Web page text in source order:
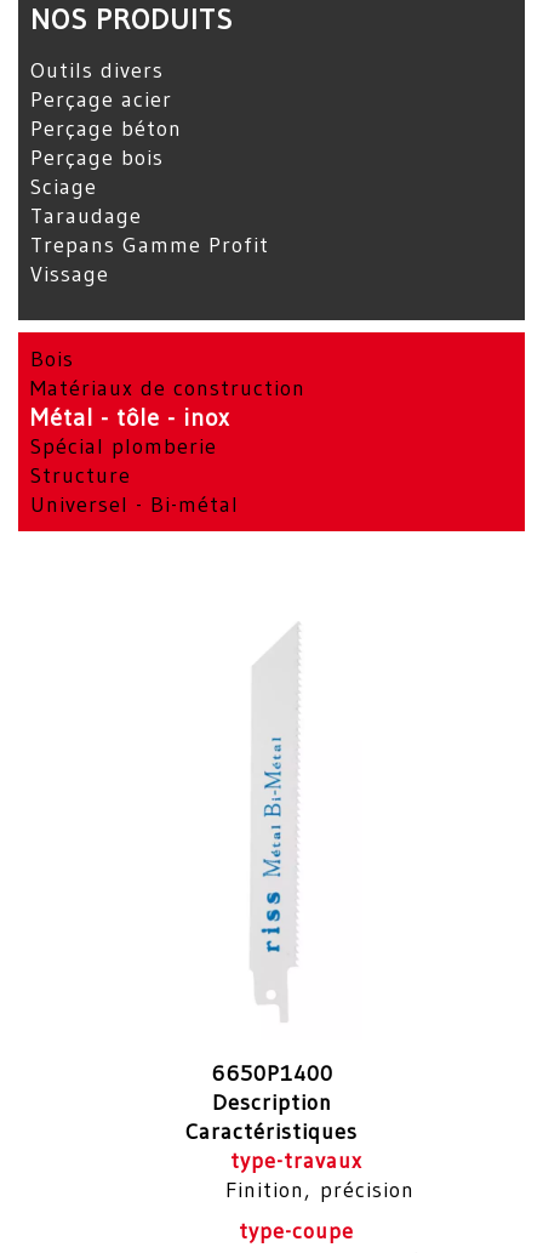
NOS PRODUITS
Outils divers
Perçage acier
Perçage béton
Perçage bois
Sciage
Taraudage
Trepans Gamme Profit
Vissage
Bois
Matériaux de construction
Métal - tôle - inox
Spécial plomberie
Structure
Universel - Bi-métal
6650P1400
Description
Caractéristiques
type-travaux
Finition, précision
type-coupe